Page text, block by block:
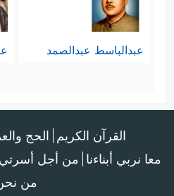
عبدالباسط عبدالصمد
القرآن الكريم الحج
معا نربي أبناءنا من أجل أسرتي
من